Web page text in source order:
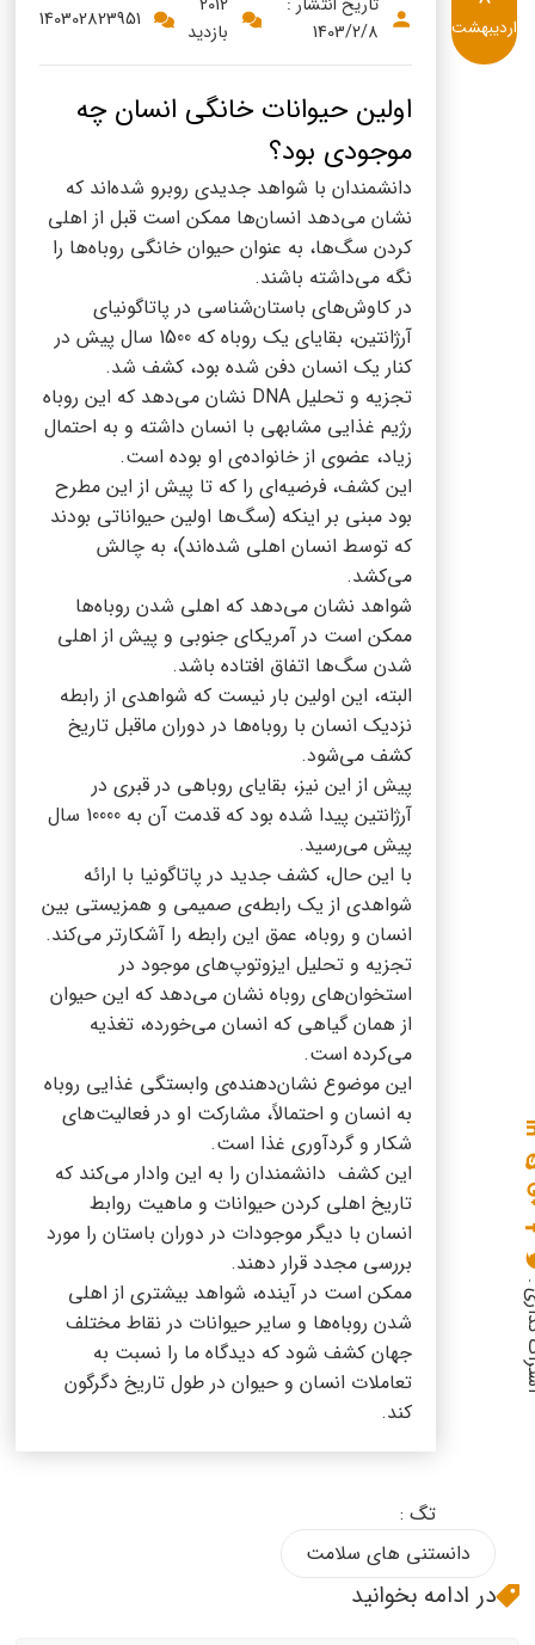
سینما دوماس
دانستنی های سلامت
گالری تصاویر
English
Russian
Arabic
Turkish
1403/2/8
بازدید
140302823951 اردیبهشت
اولین حیوانات خانگی انسان چه
موجودی بود؟
دانشمندان با شواهد جدیدی روبرو شده‌اند که
نشان می‌دهد انسان‌ها ممکن است قبل از اهلی
کردن سگ‌ها، به عنوان حیوان خانگی روباه‌ها را
نگه می‌داشته باشند.
در کاوش‌های باستان‌شناسی در پاتاگونیای
آرژانتین، بقایای یک روباه که 1500 سال پیش در
کنار یک انسان دفن شده بود، کشف شد.
تجزیه و تحلیل DNA نشان می‌دهد که این روباه
رژیم غذایی مشابهی با انسان داشته و به احتمال
زیاد، عضوی از خانواده‌ی او بوده است.
این کشف، فرضیه‌ای را که تا پیش از این مطرح
بود مبنی بر اینکه (سگ‌ها اولین حیواناتی بودند
که توسط انسان اهلی شده‌اند)، به چالش
می‌کشد.
شواهد نشان می‌دهد که اهلی شدن روباه‌ها
ممکن است در آمریکای جنوبی و پیش از اهلی
شدن سگ‌ها اتفاق افتاده باشد.
البته، این اولین بار نیست که شواهدی از رابطه
نزدیک انسان با روباه‌ها در دوران ماقبل تاریخ
کشف می‌شود.
پیش از این نیز، بقایای روباهی در قبری در
آرژانتین پیدا شده بود که قدمت آن به 10000 سال
پیش می‌رسید.
با این حال، کشف جدید در پاتاگونیا با ارائه
شواهدی از یک رابطه‌ی صمیمی و همزیستی بین
انسان و روباه، عمق این رابطه را آشکارتر می‌کند.
تجزیه و تحلیل ایزوتوپ‌های موجود در
استخوان‌های روباه نشان می‌دهد که این حیوان
از همان گیاهی که انسان می‌خورده، تغذیه
می‌کرده است.
این موضوع نشان‌دهنده‌ی وابستگی غذایی روباه
به انسان و احتمالاً، مشارکت او در فعالیت‌های
شکار و گردآوری غذا است.
این کشف دانشمندان را به این وادار می‌کند که
تاریخ اهلی کردن حیوانات و ماهیت روابط
انسان با دیگر موجودات در دوران باستان را مورد
بررسی مجدد قرار دهند.
ممکن است در آینده، شواهد بیشتری از اهلی
شدن روباه‌ها و سایر حیوانات در نقاط مختلف
جهان کشف شود که دیدگاه ما را نسبت به
تعاملات انسان و حیوان در طول تاریخ دگرگون
کند.
:
تگ :
دانستنی های سلامت
در ادامه بخوانید